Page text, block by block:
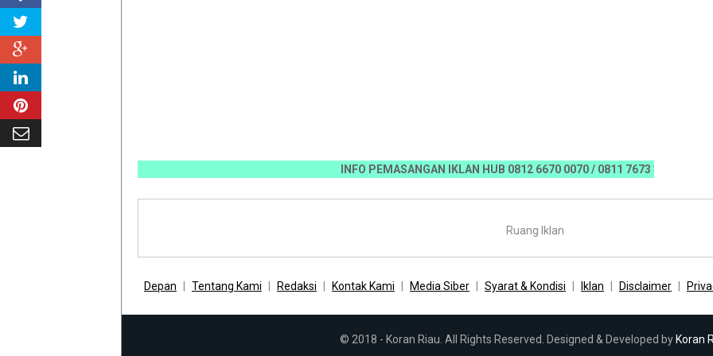
INFO PEMASANGAN IKLAN HUB 0812 6670 0070 / 0811 7673 35,
Ruang Iklan
Depan Tentang Kami Redaksi Kontak Kami Media Siber Syarat & Kondisi Iklan Disclaimer
© 2018 - Koran Riau. All Rights Reserved. Designed & Developed by Koran